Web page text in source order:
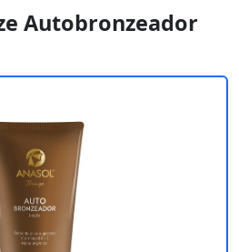
Autobronzeador